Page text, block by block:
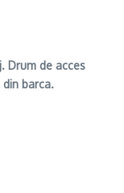
Drum de acces
barca.